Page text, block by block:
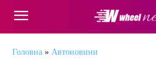
Головна » Автоновини